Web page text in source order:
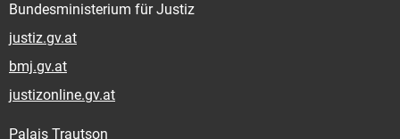
Bundesministerium für Justiz
justiz.gv.at
bmj.gv.at
justizonline.gv.at
Palais Trautson